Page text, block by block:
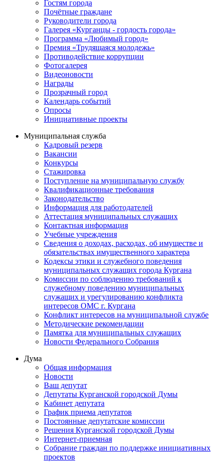
Гостям города
Почётные граждане
Руководители города
Галерея «Курганцы - гордость города»
Программа «Любимый город»
Премия «Трудящаяся молодежь»
Противодействие коррупции
Фотогалерея
Видеоновости
Награды
Прозрачный город
Календарь событий
Опросы
Инициативные проекты
Муниципальная служба
Кадровый резерв
Вакансии
Конкурсы
Стажировка
Поступление на муниципальную службу
Квалификационные требования
Законодательство
Информация для работодателей
Аттестация муниципальных служащих
Контактная информация
Учебные учреждения
Сведения о доходах, расходах, об имуществе и
обязательствах имущественного характера
Кодексы этики и служебного поведения
муниципальных служащих города Кургана
Комиссии по соблюдению требований к
служебному поведению муниципальных
служащих и урегулированию конфликта
интересов ОМС г. Кургана
Конфликт интересов на муниципальной службе
Методические рекомендации
Памятка для муниципальных служащих
Новости Федерального Cобрания
Дума
Общая информация
Новости
Ваш депутат
Депутаты Курганской городской Думы
Кабинет депутата
График приема депутатов
Постоянные депутатские комиссии
Решения Курганской городской Думы
Интернет-приемная
Собрание граждан по поддержке инициативных
проектов